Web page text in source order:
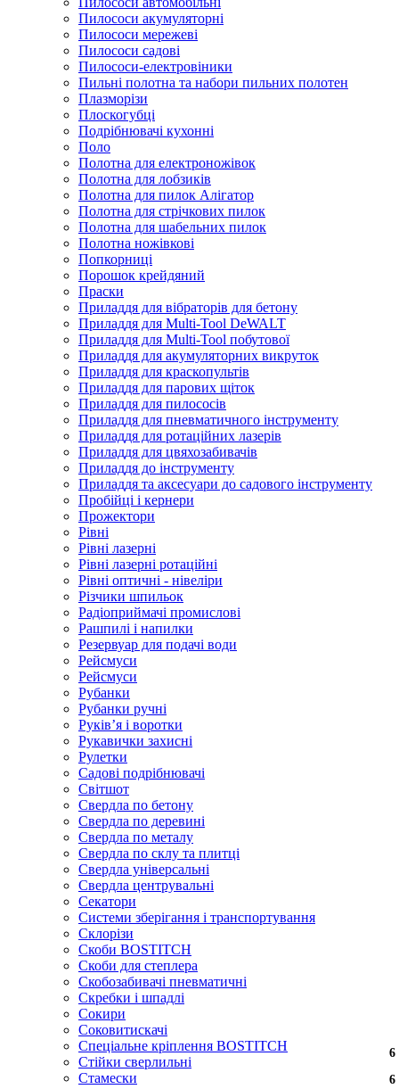
Пилососи акумуляторні
Пилососи мережеві
Пилососи садові
Пилососи-електровіники
Пильні полотна та набори пильних полотен
Плазморізи
Плоскогубці
Подрібнювачі кухонні
Поло
Полотна для електроножівок
Полотна для лобзиків
Полотна для пилок Алігатор
Полотна для стрічкових пилок
Полотна для шабельних пилок
Полотна ножівкові
Попкорниці
Порошок крейдяний
Праски
Приладдя для вібраторів для бетону
Приладдя для Multi-Tool DeWALT
Приладдя для Multi-Tool побутової
Приладдя для акумуляторних викруток
Приладдя для краскопультів
Приладдя для парових щіток
Приладдя для пилососів
Приладдя для пневматичного інструменту
Приладдя для ротаційних лазерів
Приладдя для цвяхозабивачів
Приладдя до інструменту
Приладдя та аксесуари до садового інструменту
Пробійці і кернери
Прожектори
Рівні
Рівні лазерні
Рівні лазерні ротаційні
Рівні оптичні - нівеліри
Різчики шпильок
Радіоприймачі промислові
Рашпилі і напилки
Резервуар для подачі води
Рейсмуси
Рейсмуси
Рубанки
Рубанки ручні
Руківʼя і воротки
Рукавички захисні
Рулетки
Садові подрібнювачі
Світшот
Свердла по бетону
Свердла по деревині
Свердла по металу
Свердла по склу та плитці
Свердла універсальні
Свердла центрувальні
Секатори
Системи зберігання і транспортування
Склорізи
Скоби BOSTITCH
Скоби для степлера
Скобозабивачі пневматичні
Скребки і шпадлі
Сокири
Соковитискачі
Спеціальне кріплення BOSTITCH
Стійки сверлильні
Стамески
6
6